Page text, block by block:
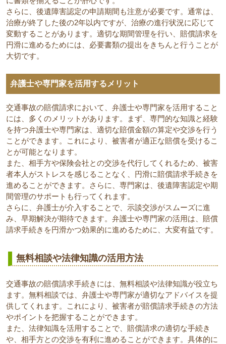
さらに、後遺障害認定の申請期間も注意が必要です。通常は、
治療が終了した後の2年以内ですが、治療の進行状況に応じて
変動することがあります。適切な期間管理を行い、賠償請求を
円滑に進めるためには、必要書類の提出をきちんと行うことが
大切です。
弁護士や専門家を活用するメリット
交通事故の賠償請求において、弁護士や専門家を活用すること
には、多くのメリットがあります。まず、専門的な知識と経験
を持つ弁護士や専門家は、適切な賠償金額の算定や交渉を行う
ことができます。これにより、被害者が適正な賠償を受けるこ
とが可能となります。
また、相手方や保険会社との交渉を代行してくれるため、被害
者本人がストレスを感じることなく、円滑に賠償請求手続きを
進めることができます。さらに、専門家は、後遺障害認定や期
間管理のサポートも行ってくれます。
さらに、弁護士が介入することで、示談交渉がスムーズに進
み、早期解決が期待できます。弁護士や専門家の活用は、賠償
請求手続きを円滑かつ効果的に進めるために、大変有益です。
無料相談や法律知識の活用方法
交通事故の賠償請求手続きには、無料相談や法律知識が役立ち
ます。無料相談では、弁護士や専門家が適切なアドバイスを提
供してくれます。これにより、被害者が賠償請求手続きの方法
やポイントを把握することができます。
また、法律知識を活用することで、賠償請求の適切な手続き
や、相手方との交渉を有利に進めることができます。具体的に